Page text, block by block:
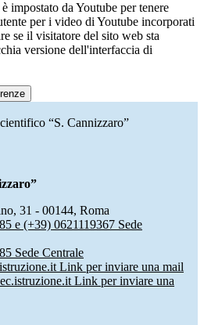
impostato da Youtube per tenere
per i video di Youtube incorporati
se il visitatore del sito web sta
versione dell'interfaccia di
“S. Cannizzaro”
31 - 00144, Roma
e (+39) 0621119367 Sede
Sede Centrale
Link per inviare una mail
Link per inviare una